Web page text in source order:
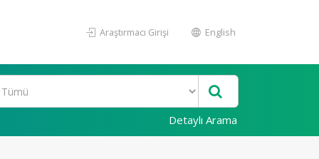
Araştırmacı Girişi English
Detaylı Arama